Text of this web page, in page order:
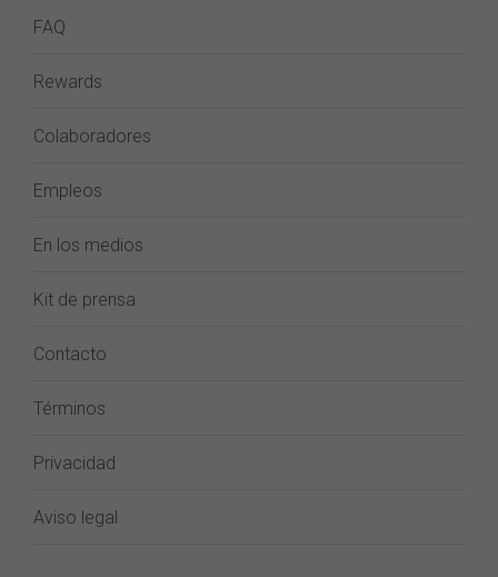
FAQ
Rewards
Colaboradores
Empleos
En los medios
Kit de prensa
Contacto
Términos
Privacidad
Aviso legal